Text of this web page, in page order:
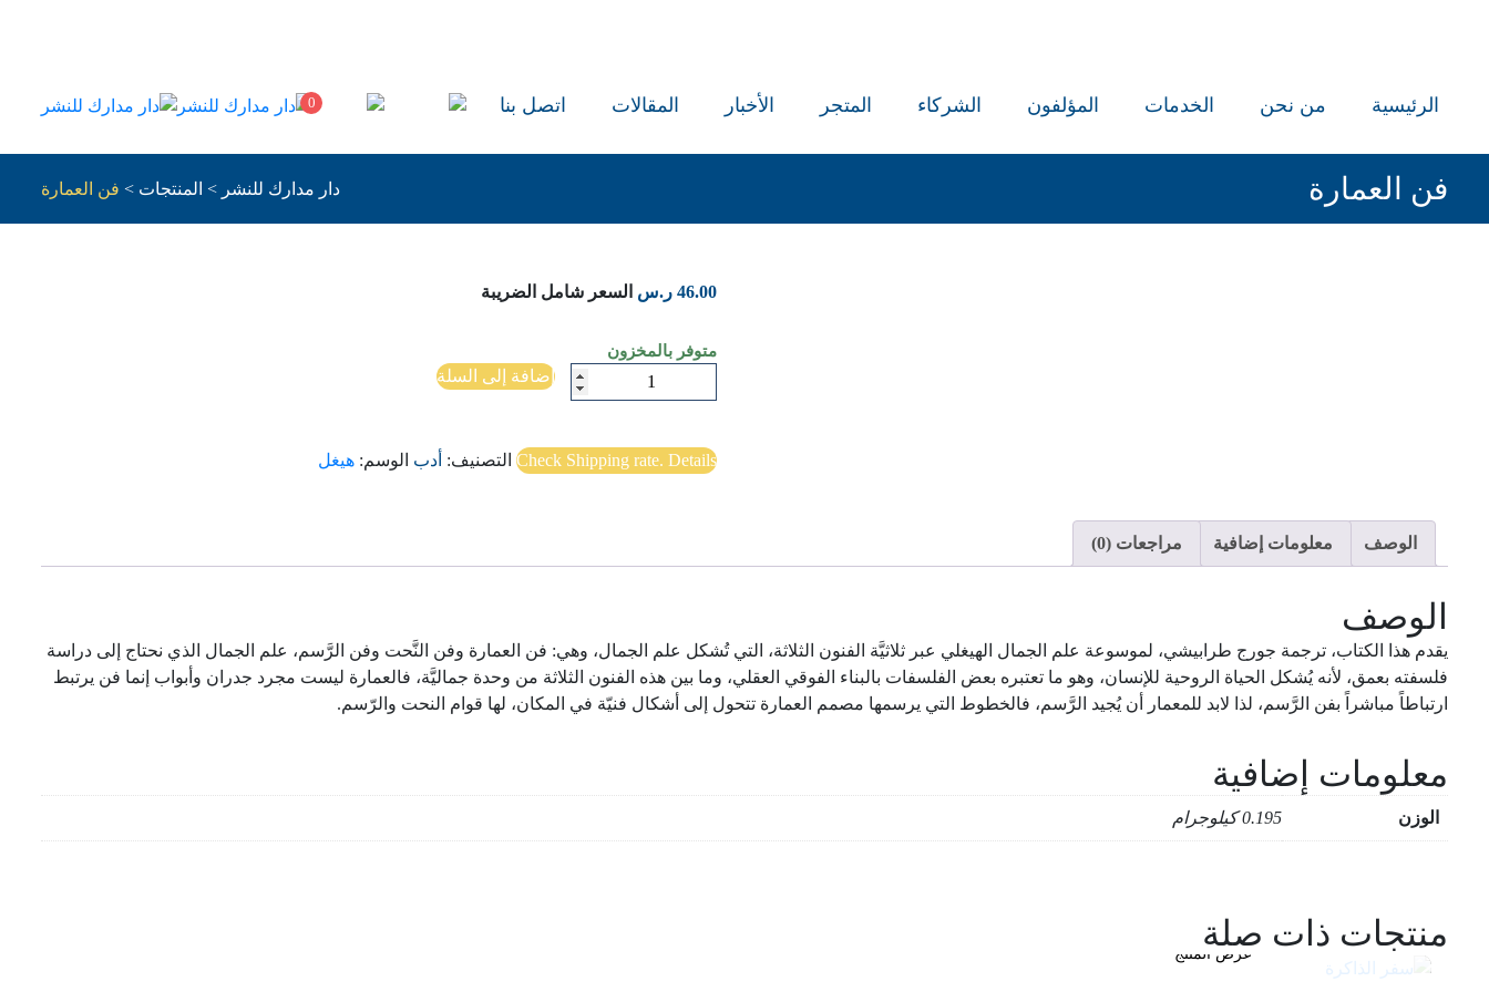
الرئيسية من نحن الخدمات المؤلفون الشركاء المتجر الأخبار المقالات اتصل بنا 0
فن العمارة دار مدارك للنشر > المنتجات > فن العمارة
46.00 ر.س السعر شامل الضريبة
متوفر بالمخزون
فن
إضافة إلى السلة
Check Shipping rate. Details التصنيف: أدب الوسم:هيغل
الوصف معلومات إضافية مراجعات (0)
الوصف
يقدم هذا الكتاب، ترجمة جورج طرابيشي، لموسوعة علم الجمال الهيغلي عبر ثلاثيَّة الفنون الثلاثة، التي تُشكل علم الجمال، وهي: فن العمارة وفن النَّحت وفن الرَّسم، علم الجمال الذي نحتاج إلى دراسة
فلسفته بعمق، لأنه يُشكل الحياة الروحية للإنسان، وهو ما تعتبره بعض الفلسفات بالبناء الفوقي العقلي، وما بين هذه الفنون الثلاثة من وحدة جماليَّة، فالعمارة ليست مجرد جدران وأبواب إنما فن يرتبط
ارتباطاً مباشراً بفن الرَّسم، لذا لابد للمعمار أن يُجيد الرَّسم، فالخطوط التي يرسمها مصمم العمارة تتحول إلى أشكال فنيّة في المكان، لها قوام النحت والرّسم.
معلومات إضافية
الوزن 0.195 كيلوجرام
منتجات ذات صلة
عرض المنتج
46.00 ر.سالسعر شامل الضريبة
بيوتنا السعودية أسوار و ملاحق